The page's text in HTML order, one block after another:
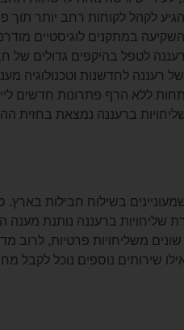
לקהל לקוחות רחב יותר תוך
במתקנים לוגיסטיים
לטפל בהיקפים גדולים של
לחדשנות וטכנולוגיה
ללא הרף פתרונות חדשים
ברעננה נמצאת בחזית
בשילוח חבילות בארץ.
שליחויות ברעננה נותנת מענה
משליחויות פרטיות, לרוב
שירותים נוספים נוכל לקבל